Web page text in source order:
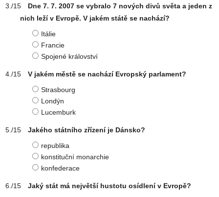
Dne 7. 7. 2007 se vybralo 7 nových divů světa a jeden z
nich leží v Evropě. V jakém státě se nachází?
Itálie
Francie
Spojené království
V jakém městě se nachází Evropský parlament?
Strasbourg
Londýn
Lucemburk
Jakého státního zřízení je Dánsko?
republika
konstituční monarchie
konfederace
Jaký stát má největší hustotu osídlení v Evropě?